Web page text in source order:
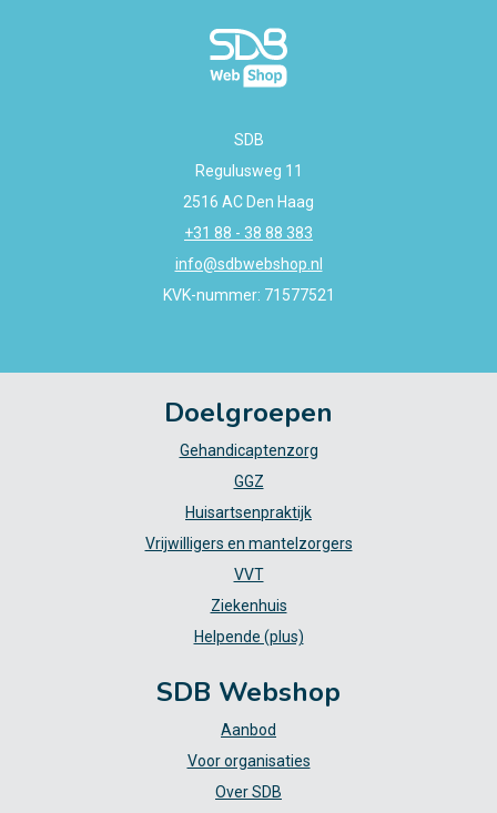
SDB
Regulusweg 11
2516 AC Den Haag
+31 88 - 38 88 383
info@sdbwebshop.nl
KVK-nummer: 71577521
Doelgroepen
Gehandicaptenzorg
GGZ
Huisartsenpraktijk
Vrijwilligers en mantelzorgers
VVT
Ziekenhuis
Helpende (plus)
SDB Webshop
Aanbod
Voor organisaties
Over SDB